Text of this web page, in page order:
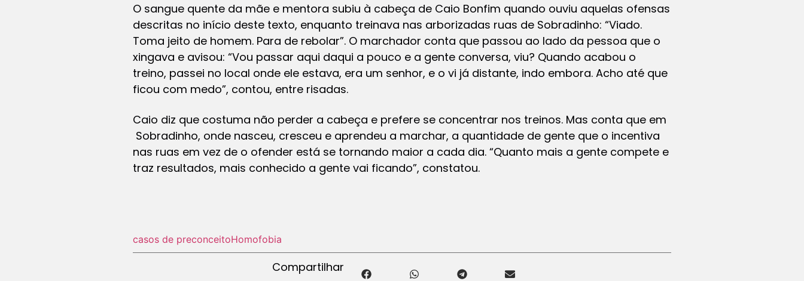
O sangue quente da mãe e mentora subiu à cabeça de Caio Bonfim quando ouviu aquelas ofensas
descritas no início deste texto, enquanto treinava nas arborizadas ruas de Sobradinho: “Viado.
Toma jeito de homem. Para de rebolar”. O marchador conta que passou ao lado da pessoa que o
xingava e avisou: “Vou passar aqui daqui a pouco e a gente conversa, viu? Quando acabou o
treino, passei no local onde ele estava, era um senhor, e o vi já distante, indo embora. Acho até que
ficou com medo”, contou, entre risadas.
Caio diz que costuma não perder a cabeça e prefere se concentrar nos treinos. Mas conta que em
Sobradinho, onde nasceu, cresceu e aprendeu a marchar, a quantidade de gente que o incentiva
nas ruas em vez de o ofender está se tornando maior a cada dia. “Quanto mais a gente compete e
traz resultados, mais conhecido a gente vai ficando”, constatou.
casos de preconceitoHomofobia
Compartilhar